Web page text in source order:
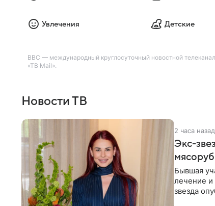
Увлечения Детские
BBC — международный круглосуточный новостной
«ТВ Mail».
Новости ТВ
2 часа назад
Экс-
Бывшая
лечение и
звезда